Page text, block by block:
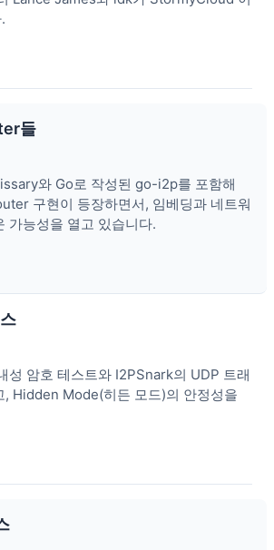
들
와 Go로 작성된 go-i2p를 포함해
구현이 등장하면서, 임베딩과 네트워
가능성을 열고 있습니다.
성 암호 테스트와 I2PSnark의 UDP 트래
, Hidden Mode(히든 모드)의 안정성을